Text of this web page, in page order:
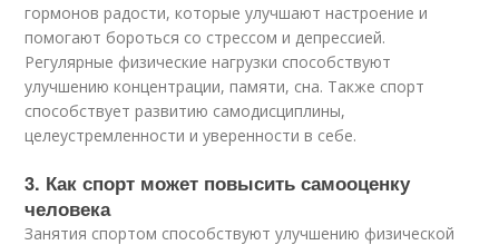
гормонов радости, которые улучшают настроение и
помогают бороться со стрессом и депрессией.
Регулярные физические нагрузки способствуют
улучшению концентрации, памяти, сна. Также спорт
способствует развитию самодисциплины,
целеустремленности и уверенности в себе.
3. Как спорт может повысить самооценку
человека
Занятия спортом способствуют улучшению физической